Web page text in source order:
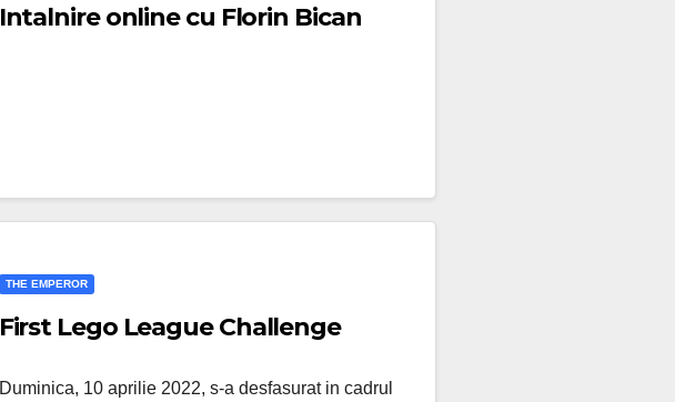
Intalnire online cu Florin Bican
THE EMPEROR
First Lego League Challenge
Duminica, 10 aprilie 2022, s-a desfasurat in cadrul